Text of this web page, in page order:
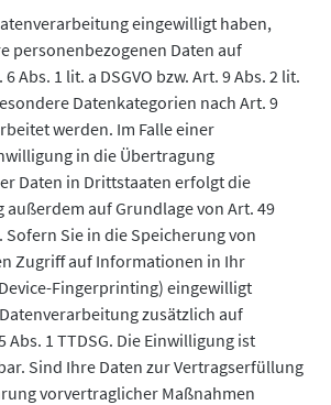
eingewilligt haben,
personenbezogenen Daten auf
Abs. 1 lit. a DSGVO bzw. Art. 9 Abs. 2 lit.
Datenkategorien nach Art. 9
werden. Im Falle einer
in die Übertragung
Daten in Drittstaaten erfolgt die
auf Grundlage von Art. 49
Sofern Sie in die Speicherung von
Zugriff auf Informationen in Ihr
Fingerprinting) eingewilligt
zusätzlich auf
Abs. 1 TTDSG. Die Einwilligung ist
Sind Ihre Daten zur Vertragserfüllung
vorvertraglicher Maßnahmen